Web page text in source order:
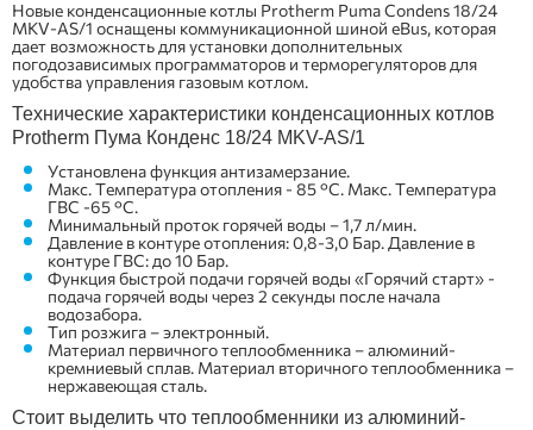
Новые конденсационные котлы Protherm Puma Condens 18/24
MKV-AS/1 оснащены коммуникационной шиной eBus, которая
дает возможность для установки дополнительных
погодозависимых программаторов и терморегуляторов для
удобства управления газовым котлом.
Технические характеристики конденсационных котлов
Protherm Пума Конденс 18/24 MKV-AS/1
Установлена функция антизамерзание.
Макс. Температура отопления - 85 °С. Макс. Температура
ГВС -65 °С.
Минимальный проток горячей воды – 1,7 л/мин.
Давление в контуре отопления: 0,8-3,0 Бар. Давление в
контуре ГВС: до 10 Бар.
Функция быстрой подачи горячей воды «Горячий старт» -
подача горячей воды через 2 секунды после начала
водозабора.
Тип розжига – электронный.
Материал первичного теплообменника – алюминий-
кремниевый сплав. Материал вторичного теплообменника –
нержавеющая сталь.
Стоит выделить что теплообменники из алюминий-